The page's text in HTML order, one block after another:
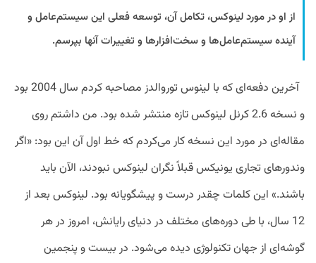
از او در مورد لینوکس، تکامل آن، توسعه فعلی این سیستم‌عامل و
آینده سیستم‌عامل‌ها و سخت‌افزارها و تغییرات آنها بپرسم.
آخرین دفعه‌ای که با لینوس توروالدز مصاحبه کردم سال 2004 بود
و نسخه 2.6 کرنل لینوکس تازه منتشر شده بود. من داشتم روی
مقاله‌ای در مورد این نسخه کار می‌کردم که خط اول آن این بود: «اگر
وندورهای تجاری یونیکس قبلاً نگران لینوکس نبودند، الآن باید
باشند.» این کلمات چقدر درست و پیشگویانه بود. لینوکس بعد از
12 سال، با طی دوره‌های مختلف در دنیای رایانش، امروز در هر
گوشه‌ای از جهان تکنولوژی دیده می‌شود. در بیست و پنجمین